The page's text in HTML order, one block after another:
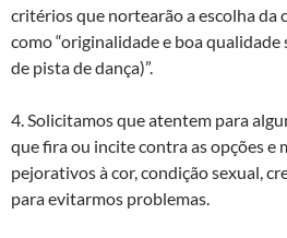
critérios que nortearão a escolha da
como “originalidade e boa
de pista de dança)”.
4. Solicitamos que atentem para
que fira ou incite contra as opções e
pejorativos à cor, condição sexual,
para evitarmos problemas.